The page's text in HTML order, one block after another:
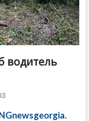
водитель